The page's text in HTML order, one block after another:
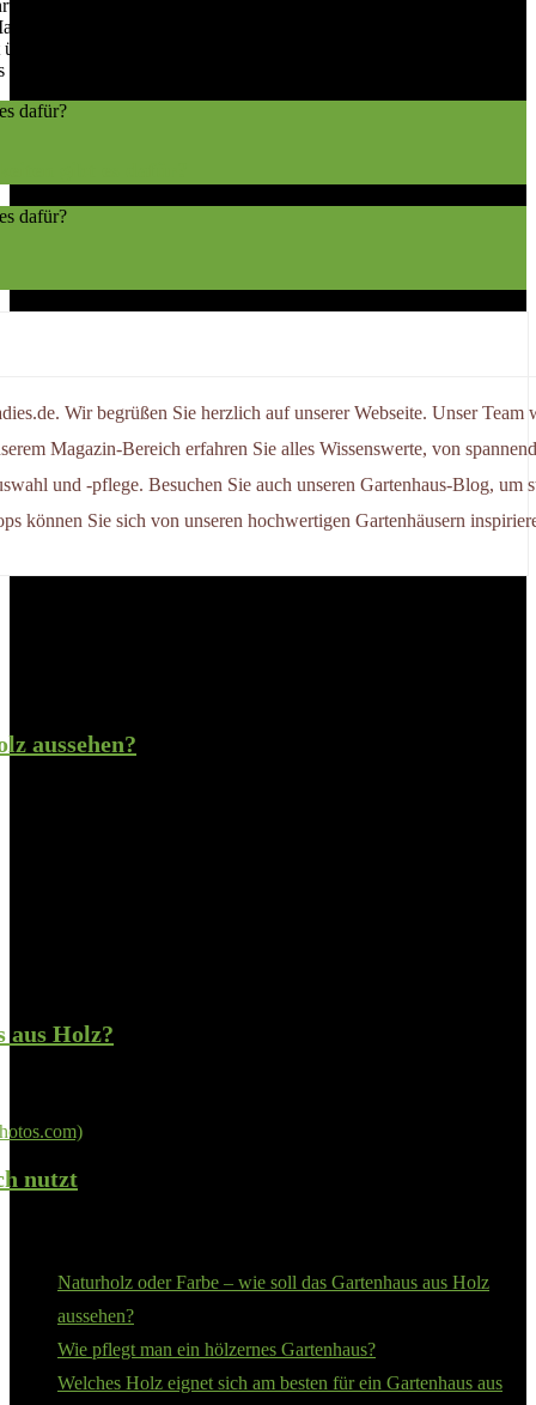
Fundamentes für einen Geräteschuppen beträgt bei gutem
und dem Klima, in dem es sich befindet. Daher muss beim
sein. Um eine langfristige Stabilität zu gewährleisten, ist es
alle Anweisungen des Herstellers genau zu befolgen.
Wir begrüßen Sie herzlich auf unserer Webseite. Unser Team
Magazin-Bereich erfahren Sie alles Wissenswerte, von
und -pflege. Besuchen Sie auch unseren Gartenhaus-Blog, um
können Sie sich von unseren hochwertigen Gartenhäusern
aussehen?
aus Holz?
nutzt
Naturholz oder Farbe – wie soll das Gartenhaus aus Holz
aussehen?
Wie pflegt man ein hölzernes Gartenhaus?
Welches Holz eignet sich am besten für ein Gartenhaus aus